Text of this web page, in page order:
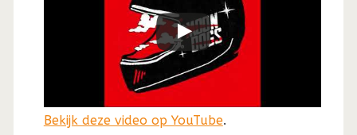
Bekijk deze video op YouTube.